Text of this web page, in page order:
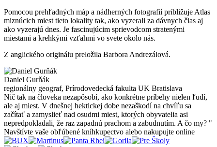
Pomocou prehľadných máp a nádherných fotografií približuje Atlas
miznúcich miest tieto lokality tak, ako vyzerali za dávnych čias aj
ako vyzerajú dnes. Je fascinujúcim sprievodcom stratenými
miestami a krehkými vzťahmi vo svete okolo nás.
Z anglického originálu preložila Barbora Andrezálová.
Daniel Gurňák
regionálny geograf, Prírodovedecká fakulta UK Bratislava
Nič tak na človeka nezapôsobí, ako konkrétne príbehy nielen ľudí,
ale aj miest. V dnešnej hektickej dobe nezaškodí na chvíľu sa
začítať a zamyslieť nad osudmi miest, ktorých obyvatelia asi
nepredpokladali, že raz zapadnú prachom a zabudnutím. A čo my? "
Navštívte vaše obľúbené kníhkupectvo alebo nakupujte online